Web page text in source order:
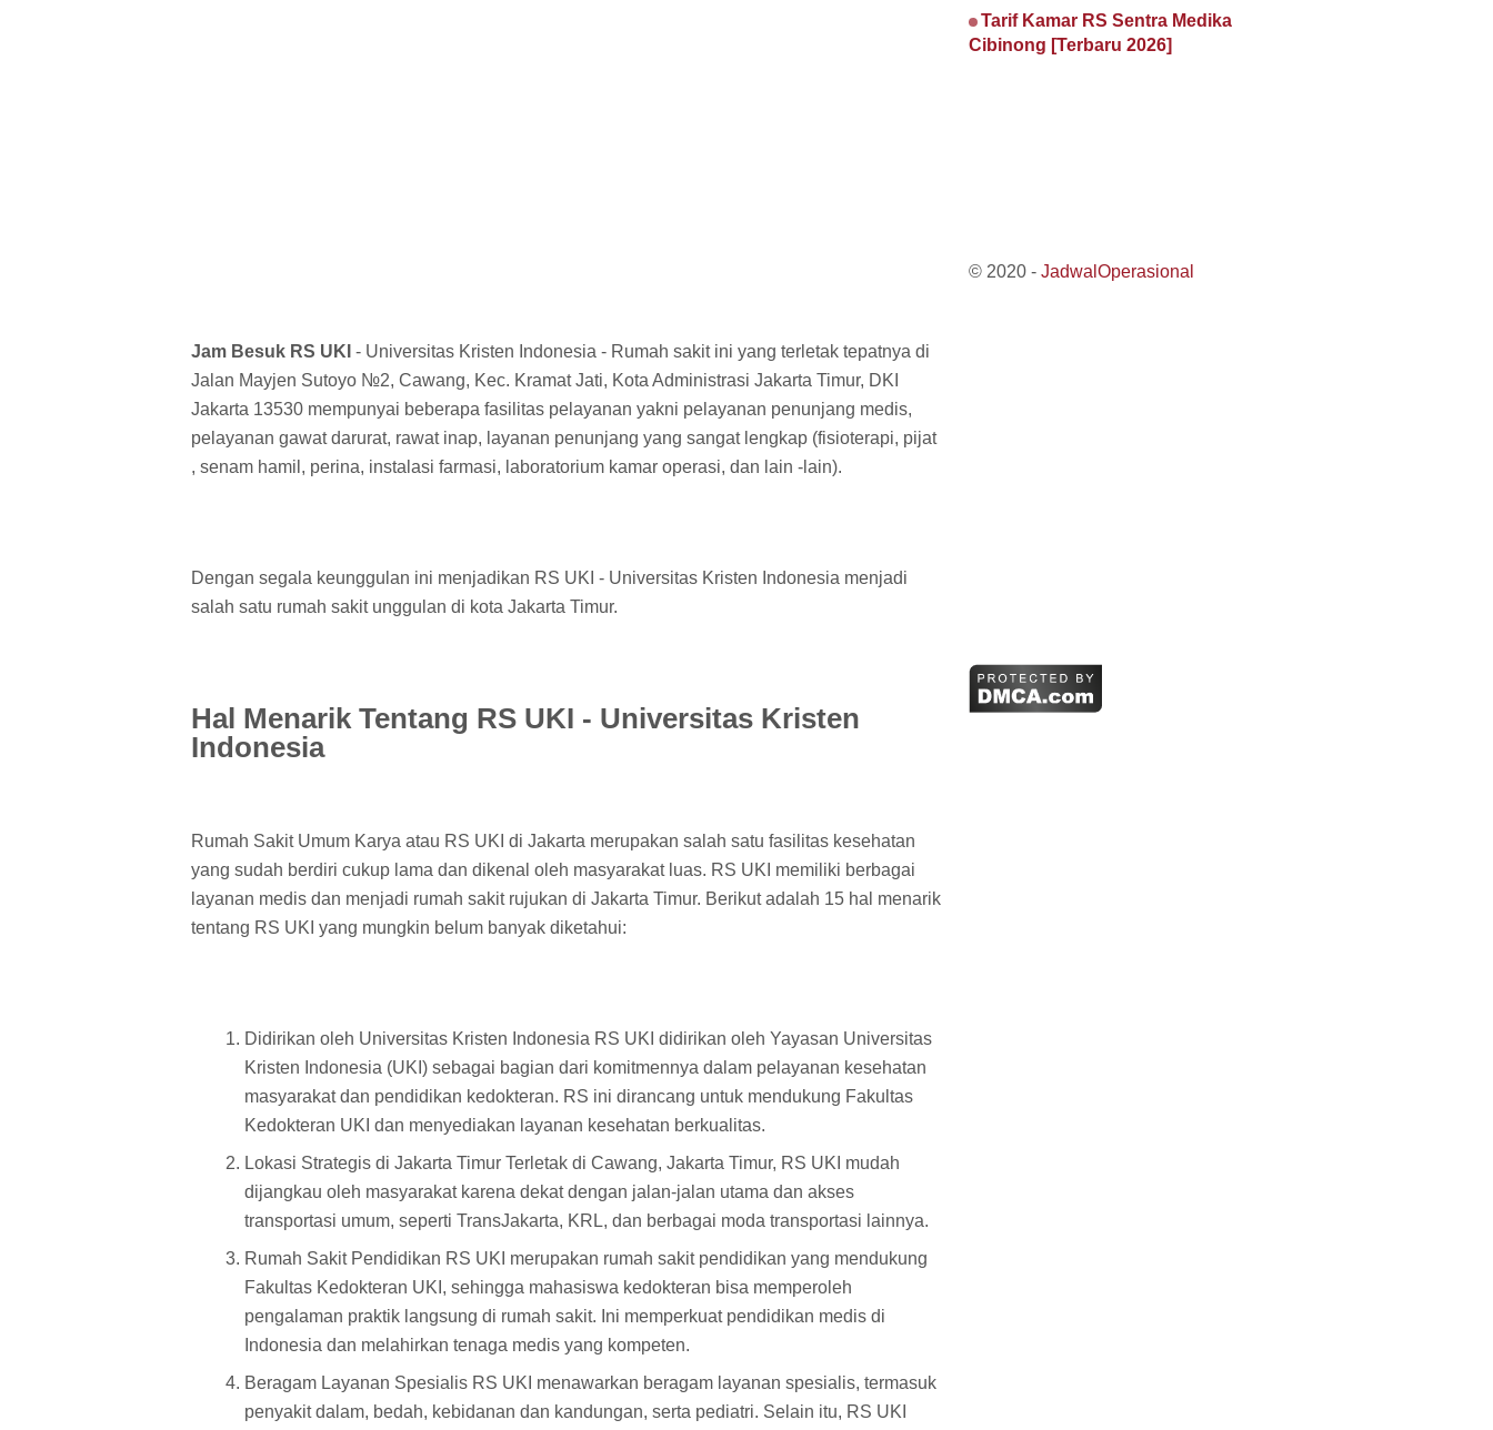
Jam Besuk RS UKI - Universitas Kristen Indonesia - Rumah sakit ini yang terletak tepatnya di
Jalan Mayjen Sutoyo №2, Cawang, Kec. Kramat Jati, Kota Administrasi Jakarta Timur, DKI
Jakarta 13530 mempunyai beberapa fasilitas pelayanan yakni pelayanan penunjang medis,
pelayanan gawat darurat, rawat inap, layanan penunjang yang sangat lengkap (fisioterapi, pijat
, senam hamil, perina, instalasi farmasi, laboratorium kamar operasi, dan lain -lain).
Dengan segala keunggulan ini menjadikan RS UKI - Universitas Kristen Indonesia menjadi
salah satu rumah sakit unggulan di kota Jakarta Timur.
Hal Menarik Tentang RS UKI - Universitas Kristen
Indonesia
Rumah Sakit Umum Karya atau RS UKI di Jakarta merupakan salah satu fasilitas kesehatan
yang sudah berdiri cukup lama dan dikenal oleh masyarakat luas. RS UKI memiliki berbagai
layanan medis dan menjadi rumah sakit rujukan di Jakarta Timur. Berikut adalah 15 hal menarik
tentang RS UKI yang mungkin belum banyak diketahui:
Didirikan oleh Universitas Kristen Indonesia RS UKI didirikan oleh Yayasan Universitas
Kristen Indonesia (UKI) sebagai bagian dari komitmennya dalam pelayanan kesehatan
masyarakat dan pendidikan kedokteran. RS ini dirancang untuk mendukung Fakultas
Kedokteran UKI dan menyediakan layanan kesehatan berkualitas.
Lokasi Strategis di Jakarta Timur Terletak di Cawang, Jakarta Timur, RS UKI mudah
dijangkau oleh masyarakat karena dekat dengan jalan-jalan utama dan akses
transportasi umum, seperti TransJakarta, KRL, dan berbagai moda transportasi lainnya.
Rumah Sakit Pendidikan RS UKI merupakan rumah sakit pendidikan yang mendukung
Fakultas Kedokteran UKI, sehingga mahasiswa kedokteran bisa memperoleh
pengalaman praktik langsung di rumah sakit. Ini memperkuat pendidikan medis di
Indonesia dan melahirkan tenaga medis yang kompeten.
Beragam Layanan Spesialis RS UKI menawarkan beragam layanan spesialis, termasuk
penyakit dalam, bedah, kebidanan dan kandungan, serta pediatri. Selain itu, RS UKI
Tarif Kamar RS Sentra Medika
Cibinong [Terbaru 2026]
© 2020 - JadwalOperasional